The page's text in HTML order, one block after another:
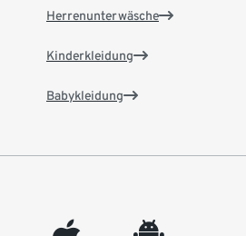
Herrenunterwäsche
Kinderkleidung
Babykleidung